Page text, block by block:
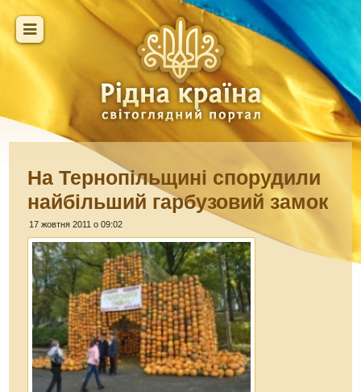
На Тернопільщині спорудили
найбільший гарбузовий замок
17 жовтня 2011 о 09:02